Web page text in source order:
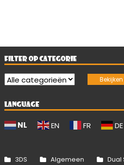
FILTER OP CATEGORIE
LANGUAGE
NL EN FR DE
3DS Algemeen Dual